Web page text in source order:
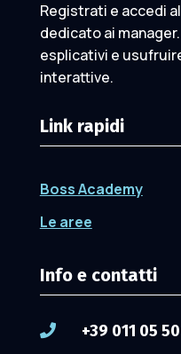
Registrati e accedi
dedicato ai
esplicativi e
interattive.
Link rapidi
Boss Academy
Le aree
Info e contatti
 +39 011 05